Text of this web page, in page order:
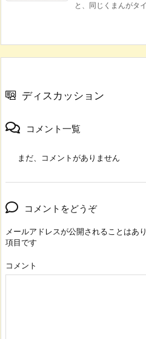
と、同じくまんがタ
ディスカッション
コメント一覧
まだ、コメントがありません
コメントをどうぞ
メールアドレスが公開されることはあり
項目です
コメント